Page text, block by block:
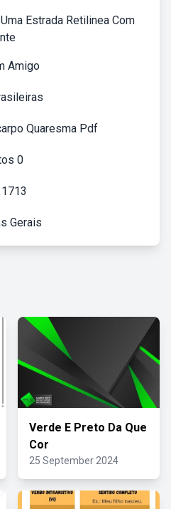
Estrada Retilinea Com
Amigo
Quaresma Pdf
0
Gerais
Verde E Preto Da Que
Cor
25 September 2024